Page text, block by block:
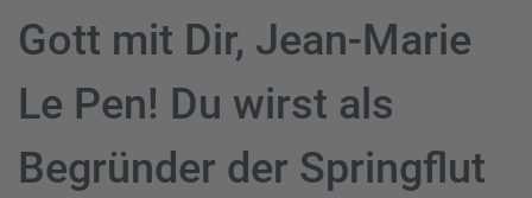
Gott mit Dir, Jean-Marie
Le Pen! Du wirst als
Begründer der Springflut